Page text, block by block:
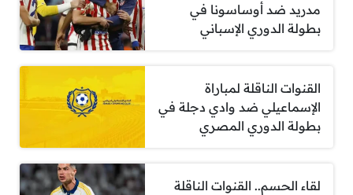
مدريد ضد أوساسونا في
بطولة الدوري الإسباني
القنوات الناقلة لمباراة
الإسماعيلي ضد وادي دجلة في
بطولة الدوري المصري
لقاء الحسم.. القنوات الناقلة